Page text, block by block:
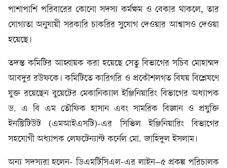
পাশাপাশি পরিবারের কোনো সদস্য কর্মক্ষম ও বেকার থাকলে, তার
যোগ্যতা অনুযায়ী সরকারি চাকরির সুযোগ দেওয়ার আশ্বাসও দেওয়া
হয়েছে।
তদন্ত কমিটির আহ্বায়ক করা হয়েছে সেতু বিভাগের সচিব মোহাম্মদ
আবদুর রউফকে। কমিটিতে কারিগরি ও প্রকৌশলগত বিষয় বিশ্লেষণে
যুক্ত রয়েছেন বুয়েটের মেকানিক্যাল ইঞ্জিনিয়ারিং বিভাগের অধ্যাপক
ড. এ বি এম তৌফিক হাসান এবং সামরিক বিজ্ঞান ও প্রযুক্তি
ইনস্টিটিউট (এমআইএসটি)-এর সিভিল ইঞ্জিনিয়ারিং বিভাগের
সহযোগী অধ্যাপক লেফটেন্যান্ট কর্নেল মো. জাহিদুল ইসলাম।
অন্য সদস্যরা হলেন- ডিএমটিসিএল-এর লাইন–৫ প্রকল্প পরিচালক